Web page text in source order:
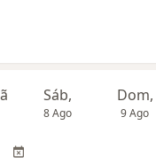
Sáb,
8 Ago
Dom,
9 Ago